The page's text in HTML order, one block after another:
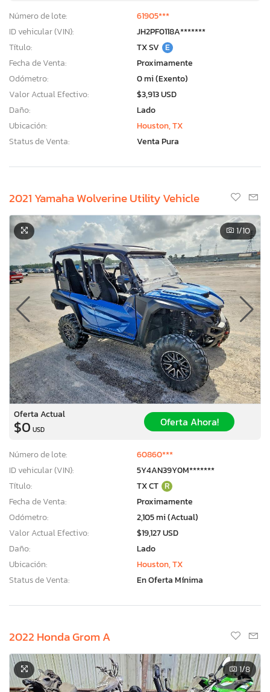
Número de lote:
61905***
ID vehicular (VIN):
JH2PF0118A*******
Título:
TX SV E
Fecha de Venta:
Proximamente
Odómetro:
0 mi (Exento)
Valor Actual Efectivo:
$3,913 USD
Daño:
Lado
Ubicación:
Houston, TX
Status de Venta:
Venta Pura
2021 Yamaha Wolverine Utility Vehicle
1/10
Oferta Actual
$0 USD
Oferta Ahora!
Número de lote:
60860***
ID vehicular (VIN):
5Y4AN39Y0M*******
Título:
TX CT R
Fecha de Venta:
Proximamente
Odómetro:
2,105 mi (Actual)
Valor Actual Efectivo:
$19,127 USD
Daño:
Lado
Ubicación:
Houston, TX
Status de Venta:
En Oferta Mínima
2022 Honda Grom A
1/8